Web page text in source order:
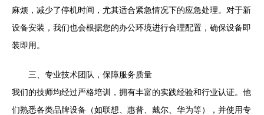
麻烦，减少了停机时间，尤其适合紧急情况下的应急处理。对于新
设备安装，我们也会根据您的办公环境进行合理配置，确保设备即
装即用。
三、专业技术团队，保障服务质量
我们的技师均经过严格培训，拥有丰富的实践经验和行业认证。他
们熟悉各类品牌设备（如联想、惠普、戴尔、华为等），并使用专